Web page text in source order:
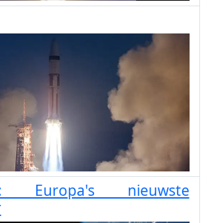
Europa's nieuwste